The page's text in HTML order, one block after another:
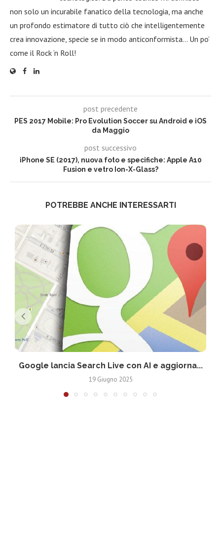
non solo un incurabile fanatico della tecnologia, ma anche
un profondo estimatore di tutto ciò che intelligentemente
crea innovazione, specie se in modo anticonformista… Un po’
come il Rock ‘n Roll!
post precedente
PES 2017 Mobile: Pro Evolution Soccer su Android e iOS
da Maggio
post successivo
iPhone SE (2017), nuova foto e specifiche: Apple A10
Fusion e vetro Ion-X-Glass?
POTREBBE ANCHE INTERESSARTI
Google lancia Search Live con AI e aggiorna...
19 Giugno 2025